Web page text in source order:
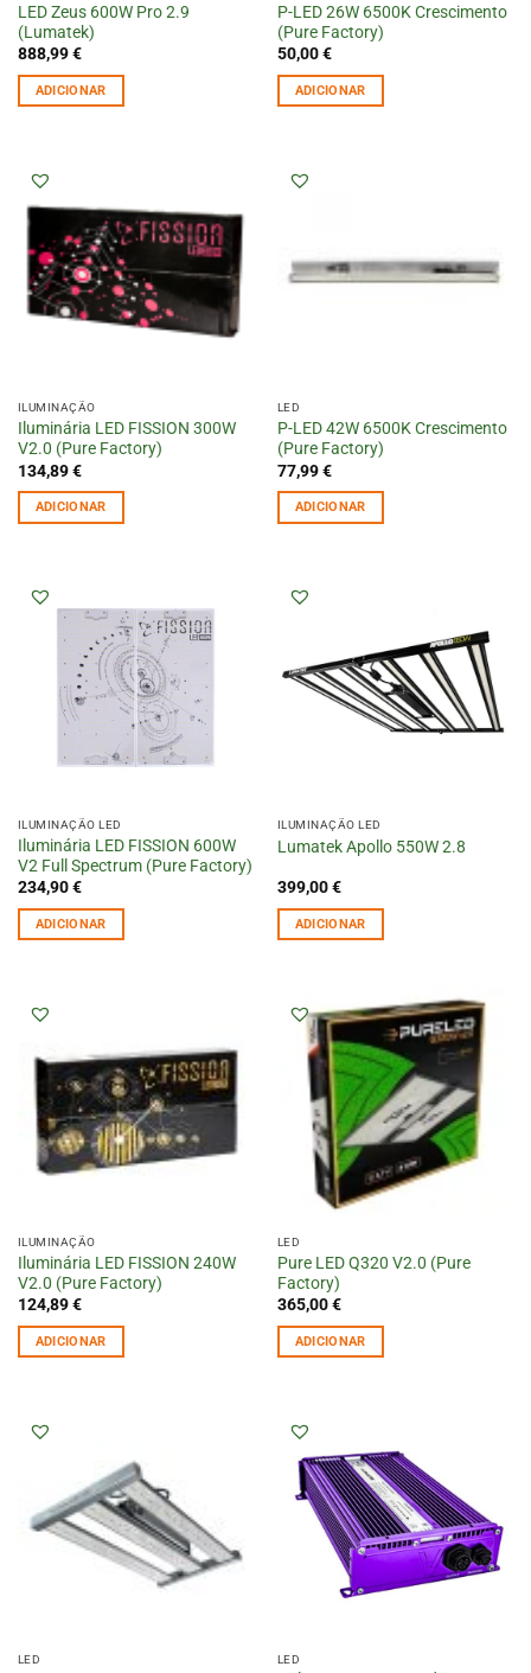
LED Zeus 600W Pro 2.9
(Lumatek)
888,99€
ADICIONAR
P-LED 26W 6500K Crescimento
(Pure Factory)
50,00€
ADICIONAR
ILUMINAÇÃO
Iluminária LED FISSION 300W
V2.0 (Pure Factory)
134,89€
ADICIONAR
LED
P-LED 42W 6500K Crescimento
(Pure Factory)
77,99€
ADICIONAR
ILUMINAÇÃO LED
Iluminária LED FISSION 600W
V2 Full Spectrum (Pure Factory)
234,90€
ADICIONAR
ILUMINAÇÃO LED
Lumatek Apollo 550W 2.8
399,00€
ADICIONAR
ILUMINAÇÃO
Iluminária LED FISSION 240W
V2.0 (Pure Factory)
124,89€
ADICIONAR
LED
Pure LED Q320 V2.0 (Pure
Factory)
365,00€
ADICIONAR
LED LED